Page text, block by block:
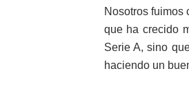
Nosotros fuimos
que ha crecido
Serie A, sino
haciendo un